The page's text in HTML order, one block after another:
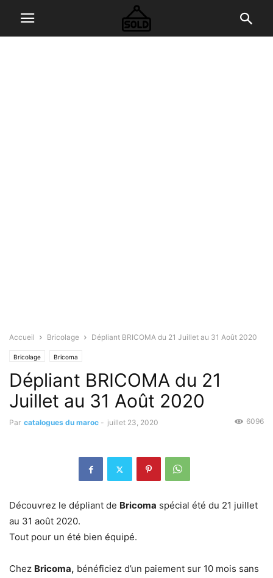
Accueil Bricolage Dépliant BRICOMA du 21 Juillet au 31 Août 2020
Bricolage Bricoma
Dépliant BRICOMA du 21
Juillet au 31 Août 2020
Par catalogues du maroc - juillet 23, 2020 6096
Découvrez le dépliant de Bricoma spécial été du 21 juillet
au 31 août 2020.
Tout pour un été bien équipé.
Chez Bricoma, bénéficiez d’un paiement sur 10 mois sans